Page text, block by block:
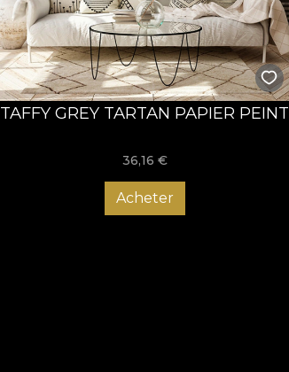
TAFFY GREY TARTAN PAPIER PEINT
36,16 €
Acheter